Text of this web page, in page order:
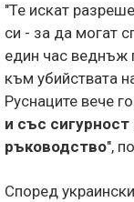
"Те искат
си - за да могат
един час веднъж
към убийствата
Руснаците вече
и със сигурност
ръководство",
Според